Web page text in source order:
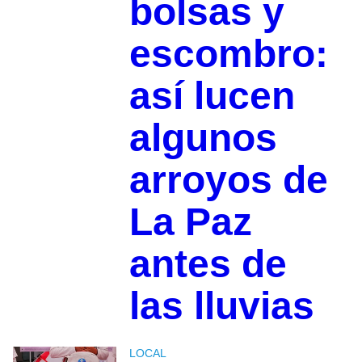
bolsas y
escombro:
así lucen
algunos
arroyos de
La Paz
antes de
las lluvias
LOCAL